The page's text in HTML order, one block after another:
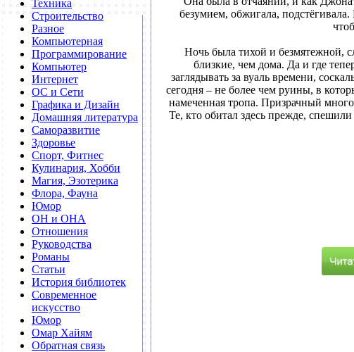
Техника
Строительство
Разное
Компьютерная
Программирование
Компьютер
Интернет
ОС и Сети
Графика и Дизайн
Домашняя литература
Саморазвитие
Здоровье
Спорт, Фитнес
Кулинария, Хобби
Магия, Эзотерика
Флора, Фауна
Юмор
ОН и ОНА
Отношения
Руководства
Романы
Статьи
История библиотек
Современное
искусство
Юмор
Омар Хайям
Обратная связь
безумием, обжигала,
Ночь была тихой и безмятежной,
близкие, чем дома. Да и где
заглядывать за вуаль времени,
сегодня – не более чем руины, в
намеченная тропа. Призрачный
Те, кто обитал здесь прежде,